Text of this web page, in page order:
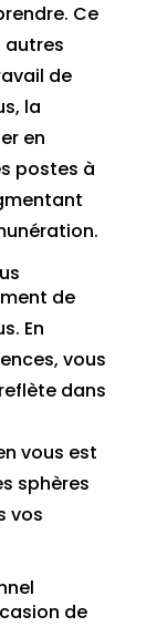
Ce
autres
de
la
en
postes à
de
En
vous
dans
vous est
sphères
vos
de